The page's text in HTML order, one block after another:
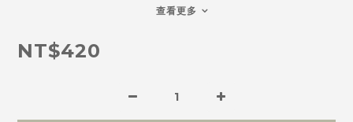
查看更多
NT$420